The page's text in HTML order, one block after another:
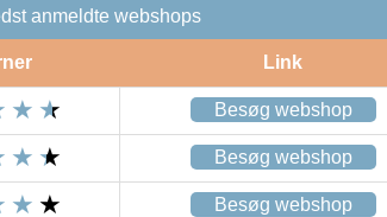
anmeldte webshops
Link
Besøg webshop
Besøg webshop
Besøg webshop